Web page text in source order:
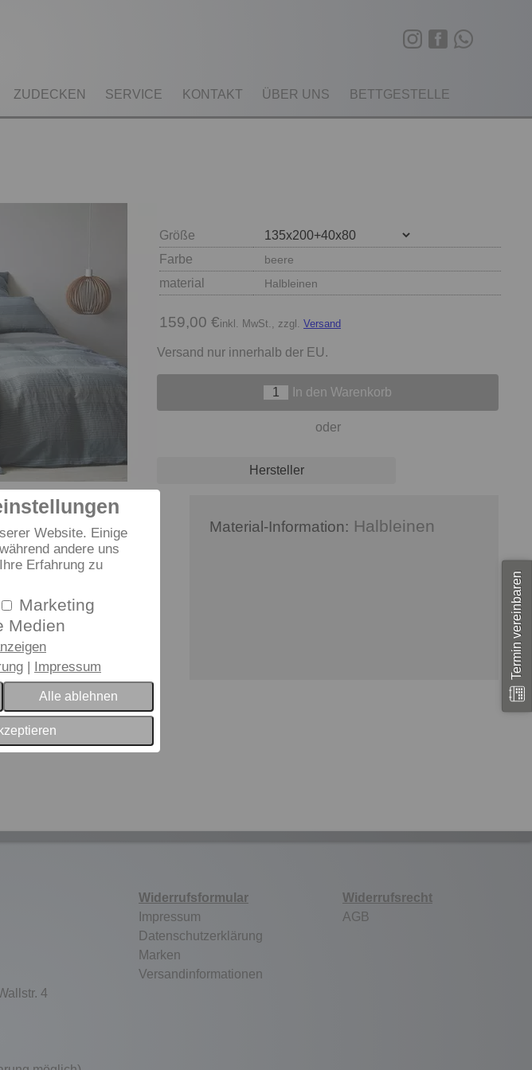
Website. Einige
andere uns
Erfahrung zu
Marketing
Medien
Impressum
Alle ablehnen
ZUDECKEN SERVICE KONTAKT ÜBER UNS BETTGESTELLE
Größe
Farbe
beere
material Halbleinen
159,00 €inkl. MwSt., zzgl. Versand
Versand nur innerhalb der EU.
In den Warenkorb
oder
Hersteller
aus einem Leinen-
der
auf der Haut und
allen Sinnen. Das
so die
mit einem
Material-Information: Halbleinen
Termin vereinbaren
4
Widerrufsformular
Impressum
Datenschutzerklärung
Marken
Versandinformationen
Widerrufsrecht
AGB